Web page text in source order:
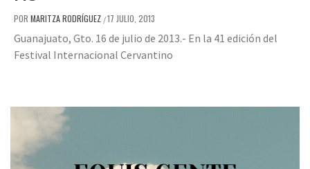
POR MARITZA RODRÍGUEZ /17 JULIO, 2013
Guanajuato, Gto. 16 de julio de 2013.- En la 41 edición del
Festival Internacional Cervantino